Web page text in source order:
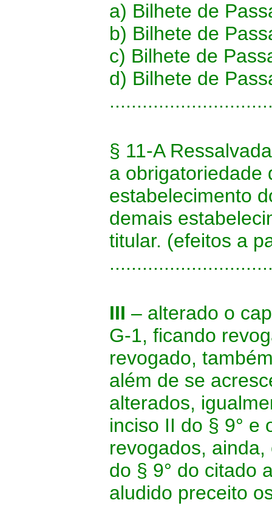
a) Bilhete de
b) Bilhete de
c) Bilhete de
d) Bilhete de
§ 11-A
a obrigatoriedade
estabelecimento
demais
titular. (efeitos a
III – alterado o
G-1, ficando
revogado,
além de se
alterados,
inciso II do § 9° e
revogados,
do § 9° do citado
aludido preceito